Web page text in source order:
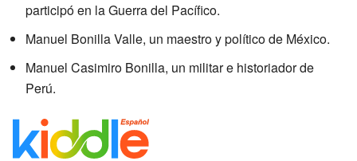
participó en la Guerra del Pacífico.
Manuel Bonilla Valle, un maestro y político de México.
Manuel Casimiro Bonilla, un militar e historiador de
Perú.